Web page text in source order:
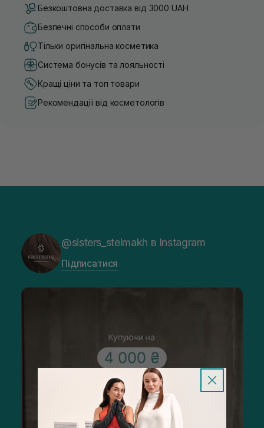
Безкоштовна доставка від 3000 UAH
Безпечні способи оплати
Тільки оригінальна косметика
Система бонусів та лояльності
Кращі ціни та топ товари
Рекомендації від косметологів
@sisters_stelmakh в Instagram
Підписатися